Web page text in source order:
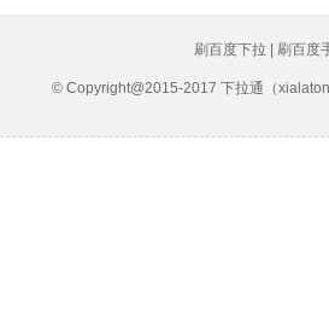
刷百度下拉 | 刷百度
© Copyright@2015-2017 下拉通（